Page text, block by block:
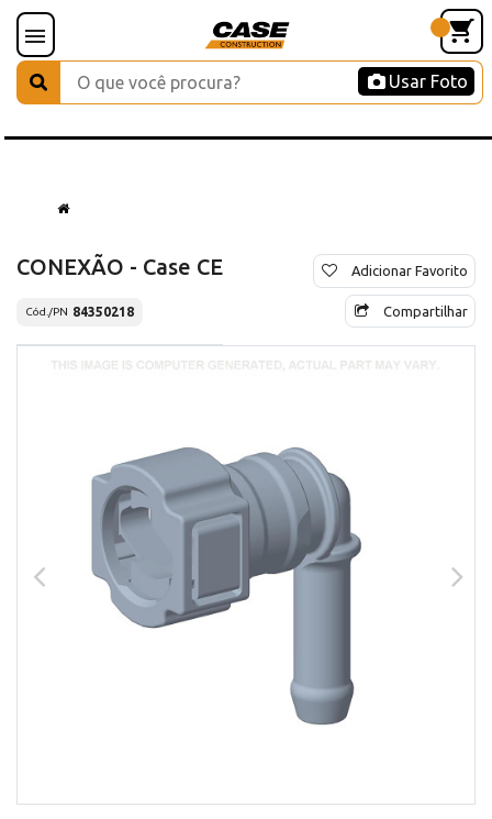
Usar Foto
CONEXÃO - Case CE
Cód./PN 84350218
Adicionar Favorito
Compartilhar